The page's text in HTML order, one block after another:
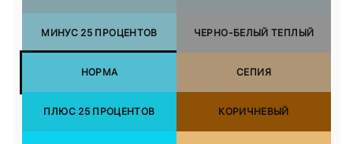
МИНУС 25 ПРОЦЕНТОВ
НОРМА
ПЛЮС 25 ПРОЦЕНТОВ
ЧЕРНО-БЕЛЫЙ ТЕПЛЫЙ
СЕПИЯ
КОРИЧНЕВЫЙ